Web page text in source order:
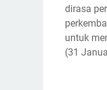
dirasa
untuk
(31